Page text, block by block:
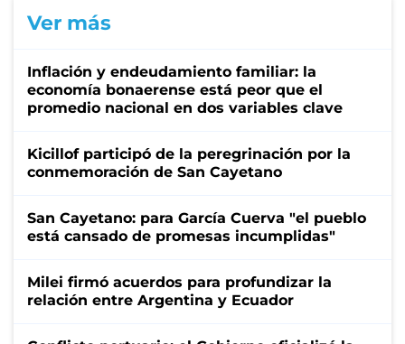
Ver más
Inflación y endeudamiento familiar: la
economía bonaerense está peor que el
promedio nacional en dos variables clave
Kicillof participó de la peregrinación por la
conmemoración de San Cayetano
San Cayetano: para García Cuerva "el pueblo
está cansado de promesas incumplidas"
Milei firmó acuerdos para profundizar la
relación entre Argentina y Ecuador